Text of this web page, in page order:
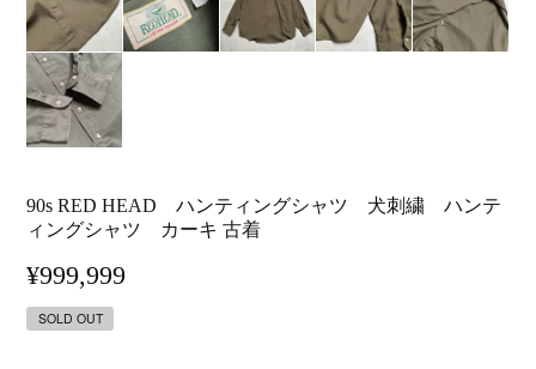
90s RED HEAD ハンティングシャツ 犬刺繍 ハンテ
ィングシャツ カーキ 古着
¥999,999
SOLD OUT